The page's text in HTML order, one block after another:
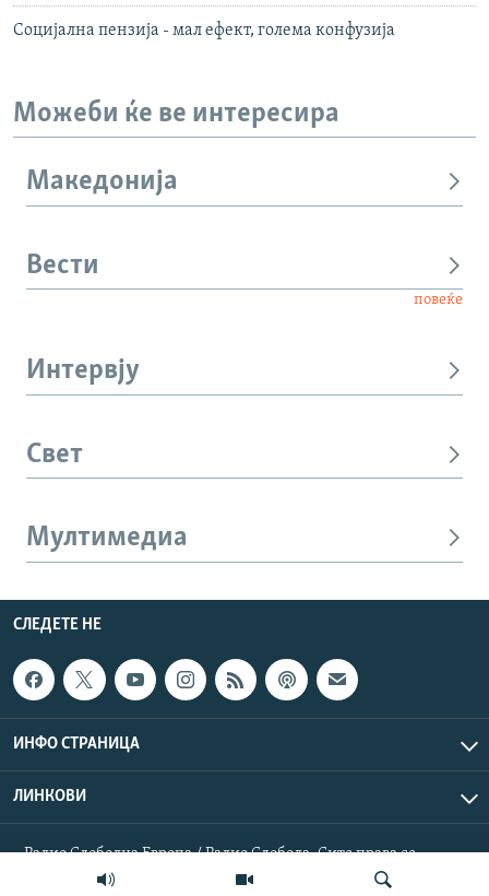
Социјална пензија - мал ефект, голема конфузија
Можеби ќе ве интересира
Македонија
Вести
повеќе
Интервју
Свет
Мултимедиа
СЛЕДЕТЕ НЕ
ИНФО СТРАНИЦА
ЛИНКОВИ
Радио Слободна Европа / Радио Слобода. Сите права се
резервирани